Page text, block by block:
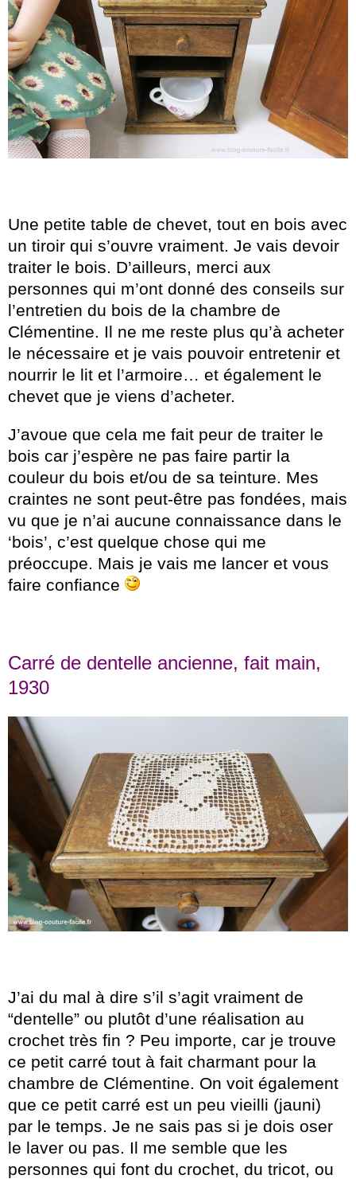
Une petite table de chevet, tout en bois avec
un tiroir qui s’ouvre vraiment. Je vais devoir
traiter le bois. D’ailleurs, merci aux
personnes qui m’ont donné des conseils sur
l’entretien du bois de la chambre de
Clémentine. Il ne me reste plus qu’à acheter
le nécessaire et je vais pouvoir entretenir et
nourrir le lit et l’armoire… et également le
chevet que je viens d’acheter.
J’avoue que cela me fait peur de traiter le
bois car j’espère ne pas faire partir la
couleur du bois et/ou de sa teinture. Mes
craintes ne sont peut-être pas fondées, mais
vu que je n’ai aucune connaissance dans le
‘bois’, c’est quelque chose qui me
préoccupe. Mais je vais me lancer et vous
faire confiance
Carré de dentelle ancienne, fait main,
1930
J’ai du mal à dire s’il s’agit vraiment de
“dentelle” ou plutôt d’une réalisation au
crochet très fin ? Peu importe, car je trouve
ce petit carré tout à fait charmant pour la
chambre de Clémentine. On voit également
que ce petit carré est un peu vieilli (jauni)
par le temps. Je ne sais pas si je dois oser
le laver ou pas. Il me semble que les
personnes qui font du crochet, du tricot, ou